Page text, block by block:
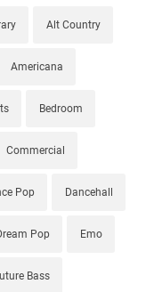
Alt Country
Americana
Bedroom
Commercial
Pop Dancehall
Pop Emo
Bass